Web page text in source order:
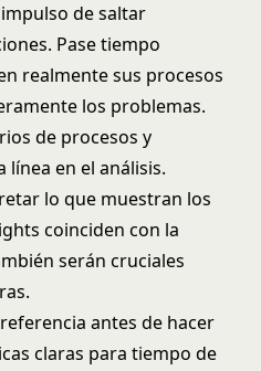
de saltar
Pase tiempo
realmente sus procesos
los problemas.
de procesos y
en el análisis.
lo que muestran los
coinciden con la
serán cruciales
antes de hacer
claras para tiempo de